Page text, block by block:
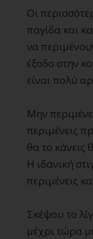
Οι
παγίδα και
να
έξοδο στην
είναι πολύ
Μην
περιμένεις
θα το κάνεις
Η ιδανική
περιμένεις
Σκέψου το
μέχρι τώρα